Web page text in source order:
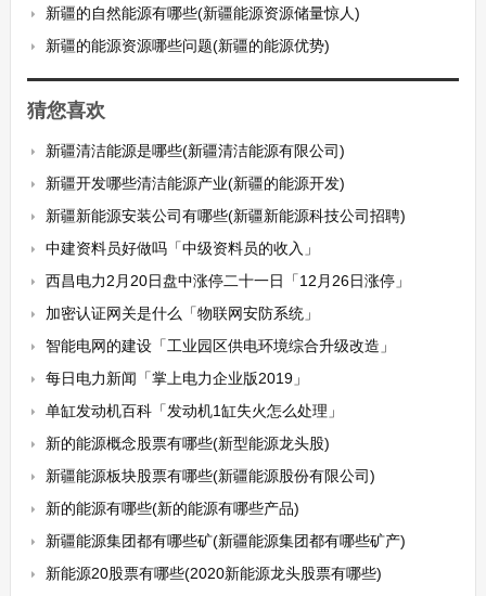
新疆的自然能源有哪些(新疆能源资源储量惊人)
新疆的能源资源哪些问题(新疆的能源优势)
猜您喜欢
新疆清洁能源是哪些(新疆清洁能源有限公司)
新疆开发哪些清洁能源产业(新疆的能源开发)
新疆新能源安装公司有哪些(新疆新能源科技公司招聘)
中建资料员好做吗「中级资料员的收入」
西昌电力2月20日盘中涨停二十一日「12月26日涨停」
加密认证网关是什么「物联网安防系统」
智能电网的建设「工业园区供电环境综合升级改造」
每日电力新闻「掌上电力企业版2019」
单缸发动机百科「发动机1缸失火怎么处理」
新的能源概念股票有哪些(新型能源龙头股)
新疆能源板块股票有哪些(新疆能源股份有限公司)
新的能源有哪些(新的能源有哪些产品)
新疆能源集团都有哪些矿(新疆能源集团都有哪些矿产)
新能源20股票有哪些(2020新能源龙头股票有哪些)